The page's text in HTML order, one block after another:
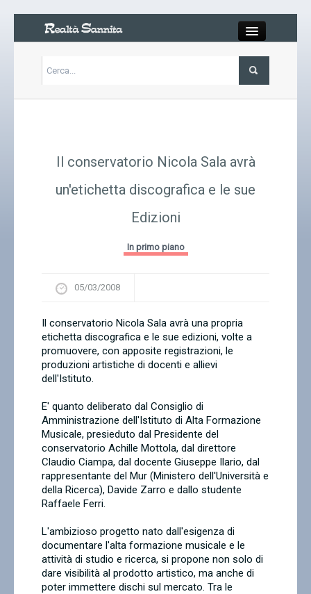
Contatti
Il conservatorio Nicola Sala avrà
un'etichetta discografica e le sue
Edizioni
In primo piano
05/03/2008
Il conservatorio Nicola Sala avrà una propria
etichetta discografica e le sue edizioni, volte a
promuovere, con apposite registrazioni, le
produzioni artistiche di docenti e allievi
dell'Istituto.
E' quanto deliberato dal Consiglio di
Amministrazione dell'Istituto di Alta Formazione
Musicale, presieduto dal Presidente del
conservatorio Achille Mottola, dal direttore
Claudio Ciampa, dal docente Giuseppe Ilario, dal
rappresentante del Mur (Ministero dell'Università e
della Ricerca), Davide Zarro e dallo studente
Raffaele Ferri.
L'ambizioso progetto nato dall'esigenza di
documentare l'alta formazione musicale e le
attività di studio e ricerca, si propone non solo di
dare visibilità al prodotto artistico, ma anche di
poter immettere dischi sul mercato. Tra le